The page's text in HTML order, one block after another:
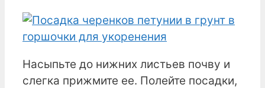
Насыпьте до нижних листьев почву и
слегка прижмите ее. Полейте посадки,